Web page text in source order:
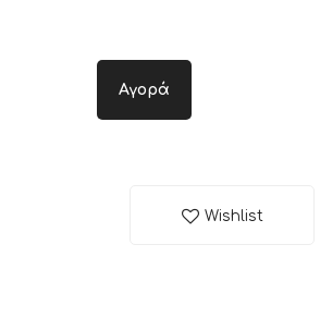
Αγορά
Wishlist